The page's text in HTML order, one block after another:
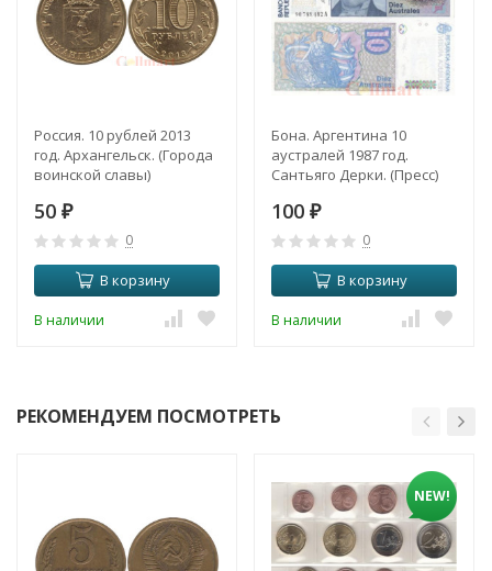
Россия. 10 рублей 2013
год. Архангельск. (Города
воинской славы)
50 ₽
0
В корзину
В наличии
Бона. Аргентина 10
аустралей 1987 год.
Сантьяго Дерки. (Пресс)
100 ₽
0
В корзину
В наличии
РЕКОМЕНДУЕМ ПОСМОТРЕТЬ
NEW!